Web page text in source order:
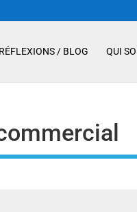
RÉFLEXIONS / BLOG QUI